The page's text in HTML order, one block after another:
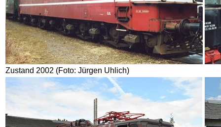
Zustand 2002 (Foto: Jürgen Uhlich)